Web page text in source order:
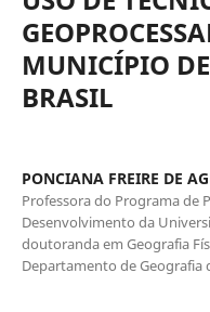
MUNICÍPIO
BRASIL
PONCIANA FREIRE DE
Professora do Programa de
Desenvolvimento da
doutoranda em Geografia
Departamento de